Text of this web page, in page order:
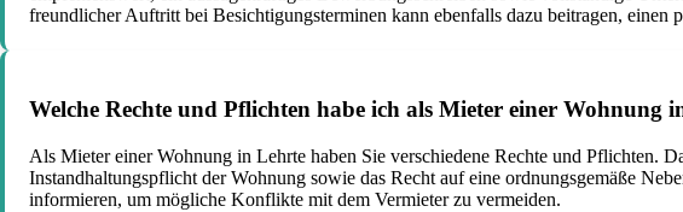
freundlicher Auftritt bei Besichtigungsterminen kann ebenfalls dazu beitragen, einen
Welche Rechte und Pflichten habe ich als Mieter einer Wohnung
Als Mieter einer Wohnung in Lehrte haben Sie verschiedene Rechte und Pflichten.
Instandhaltungspflicht der Wohnung sowie das Recht auf eine ordnungsgemäße
informieren, um mögliche Konflikte mit dem Vermieter zu vermeiden.